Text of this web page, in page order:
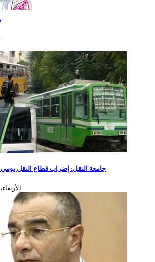
جامعة النقل: إضراب قطاع النقل يومي 25 و26 جانفي مازال قائما
الأربعاء، 28 ديسمبر، 2022 - 11:23